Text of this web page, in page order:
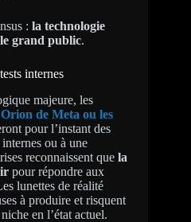
: la technologie
grand public.
internes
majeure, les
de Meta ou les
pour l’instant des
ou à une
reconnaissent que la
pour répondre aux
lunettes de réalité
à produire et risquent
en l’état actuel.